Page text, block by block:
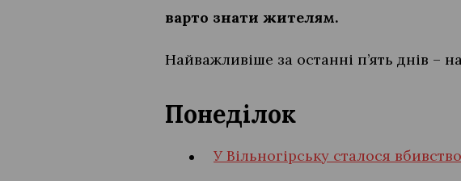
варто знати жителям.
Найважливіше за останні п’ять днів –
Понеділок
У Вільногірську сталося